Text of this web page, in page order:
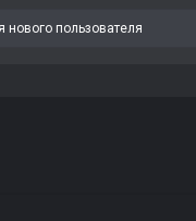
нового пользователя